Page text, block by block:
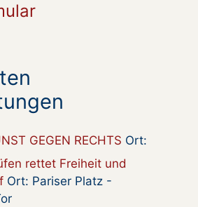
GEGEN RECHTS Ort:
rettet Freiheit und
Ort: Pariser Platz -